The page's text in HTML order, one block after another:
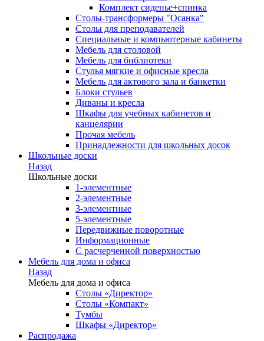
Комплект сиденье+спинка
Столы-трансформеры "Осанка"
Столы для преподавателей
Специальные и компьютерные кабинеты
Мебель для столовой
Мебель для библиотеки
Стулья мягкие и офисные кресла
Мебель для актового зала и банкетки
Блоки стульев
Диваны и кресла
Шкафы для учебных кабинетов и
канцелярии
Прочая мебель
Принадлежности для школьных досок
Школьные доски
Назад
Школьные доски
1-элементные
2-элементные
3-элементные
5-элементные
Передвижные поворотные
Информационные
С расчерченной поверхностью
Мебель для дома и офиса
Назад
Мебель для дома и офиса
Столы «Директор»
Столы «Компакт»
Тумбы
Шкафы «Директор»
Распродажа